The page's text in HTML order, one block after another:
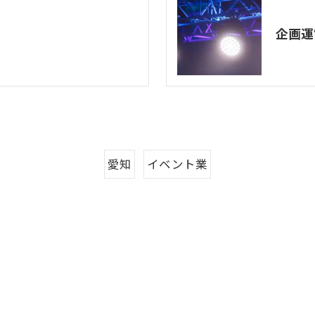
企画
愛知 イベント業